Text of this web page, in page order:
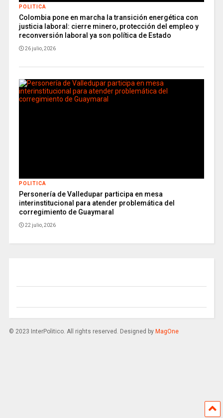
POLITICA
Colombia pone en marcha la transición energética con
justicia laboral: cierre minero, protección del empleo y
reconversión laboral ya son política de Estado
26 julio, 2026
POLITICA
Personería de Valledupar participa en mesa
interinstitucional para atender problemática del
corregimiento de Guaymaral
22 julio, 2026
© 2023 InterPolitico. All rights reserved. Designed by MagOne